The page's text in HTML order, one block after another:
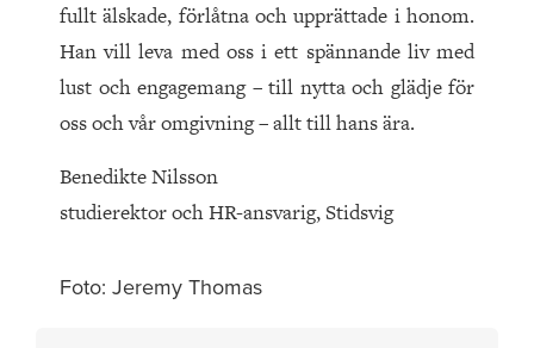
fullt älskade, förlåtna och upprättade i honom.
Han vill leva med oss i ett spännande liv med
lust och engagemang – till nytta och glädje för
oss och vår omgivning – allt till hans ära.
Benedikte Nilsson
studierektor och HR-ansvarig, Stidsvig
Foto: Jeremy Thomas